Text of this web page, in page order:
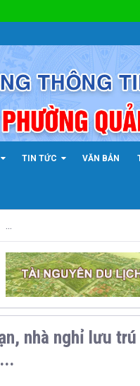
TIN TỨC VĂN BẢN
...
nhà nghỉ lưu